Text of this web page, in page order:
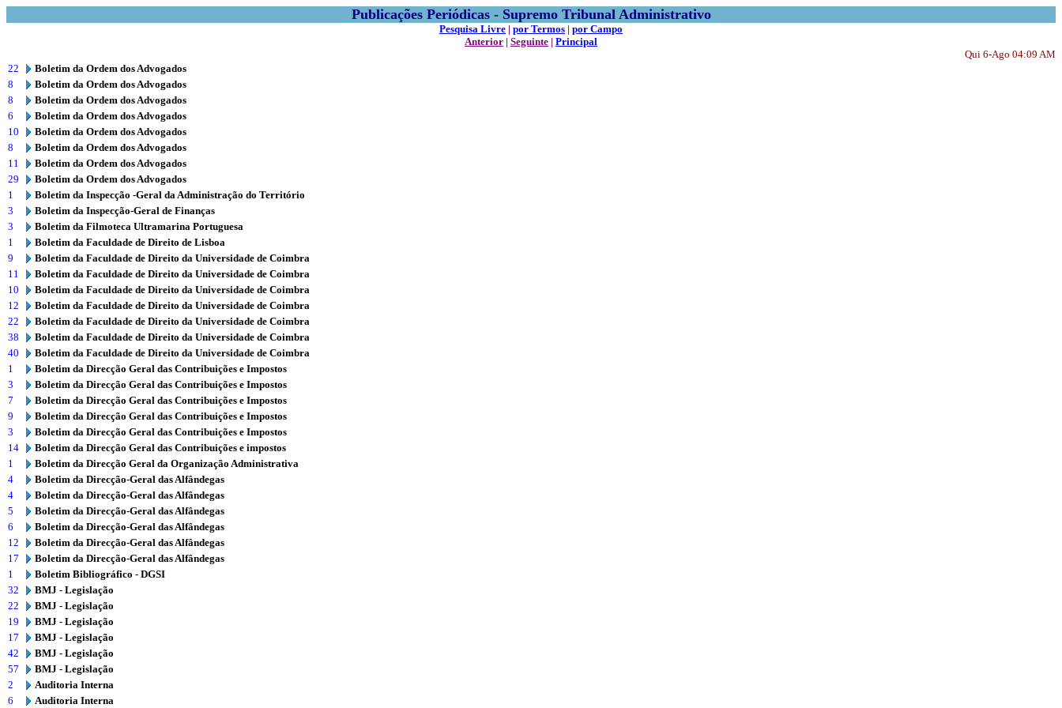
Publicações Periódicas - Supremo Tribunal Administrativo
Pesquisa Livre | por Termos | por Campo
Anterior | Seguinte | Principal
Qui 6-Ago 04:09 AM
22
Boletim da Ordem dos Advogados
8
Boletim da Ordem dos Advogados
8
Boletim da Ordem dos Advogados
6
Boletim da Ordem dos Advogados
10
Boletim da Ordem dos Advogados
8
Boletim da Ordem dos Advogados
11
Boletim da Ordem dos Advogados
29
Boletim da Ordem dos Advogados
1
Boletim da Inspecção -Geral da Administração do Território
3
Boletim da Inspecção-Geral de Finanças
3
Boletim da Filmoteca Ultramarina Portuguesa
1
Boletim da Faculdade de Direito de Lisboa
9
Boletim da Faculdade de Direito da Universidade de Coimbra
11
Boletim da Faculdade de Direito da Universidade de Coimbra
10
Boletim da Faculdade de Direito da Universidade de Coimbra
12
Boletim da Faculdade de Direito da Universidade de Coimbra
22
Boletim da Faculdade de Direito da Universidade de Coimbra
38
Boletim da Faculdade de Direito da Universidade de Coimbra
40
Boletim da Faculdade de Direito da Universidade de Coimbra
1
Boletim da Direcção Geral das Contribuições e Impostos
3
Boletim da Direcção Geral das Contribuições e Impostos
7
Boletim da Direcção Geral das Contribuições e Impostos
9
Boletim da Direcção Geral das Contribuições e Impostos
3
Boletim da Direcção Geral das Contribuições e Impostos
14
Boletim da Direcção Geral das Contribuições e impostos
1
Boletim da Direcção Geral da Organização Administrativa
4
Boletim da Direcção-Geral das Alfândegas
4
Boletim da Direcção-Geral das Alfândegas
5
Boletim da Direcção-Geral das Alfândegas
6
Boletim da Direcção-Geral das Alfândegas
12
Boletim da Direcção-Geral das Alfândegas
17
Boletim da Direcção-Geral das Alfândegas
1
Boletim Bibliográfico - DGSI
32
BMJ - Legislação
22
BMJ - Legislação
19
BMJ - Legislação
17
BMJ - Legislação
42
BMJ - Legislação
57
BMJ - Legislação
2
Auditoria Interna
6
Auditoria Interna